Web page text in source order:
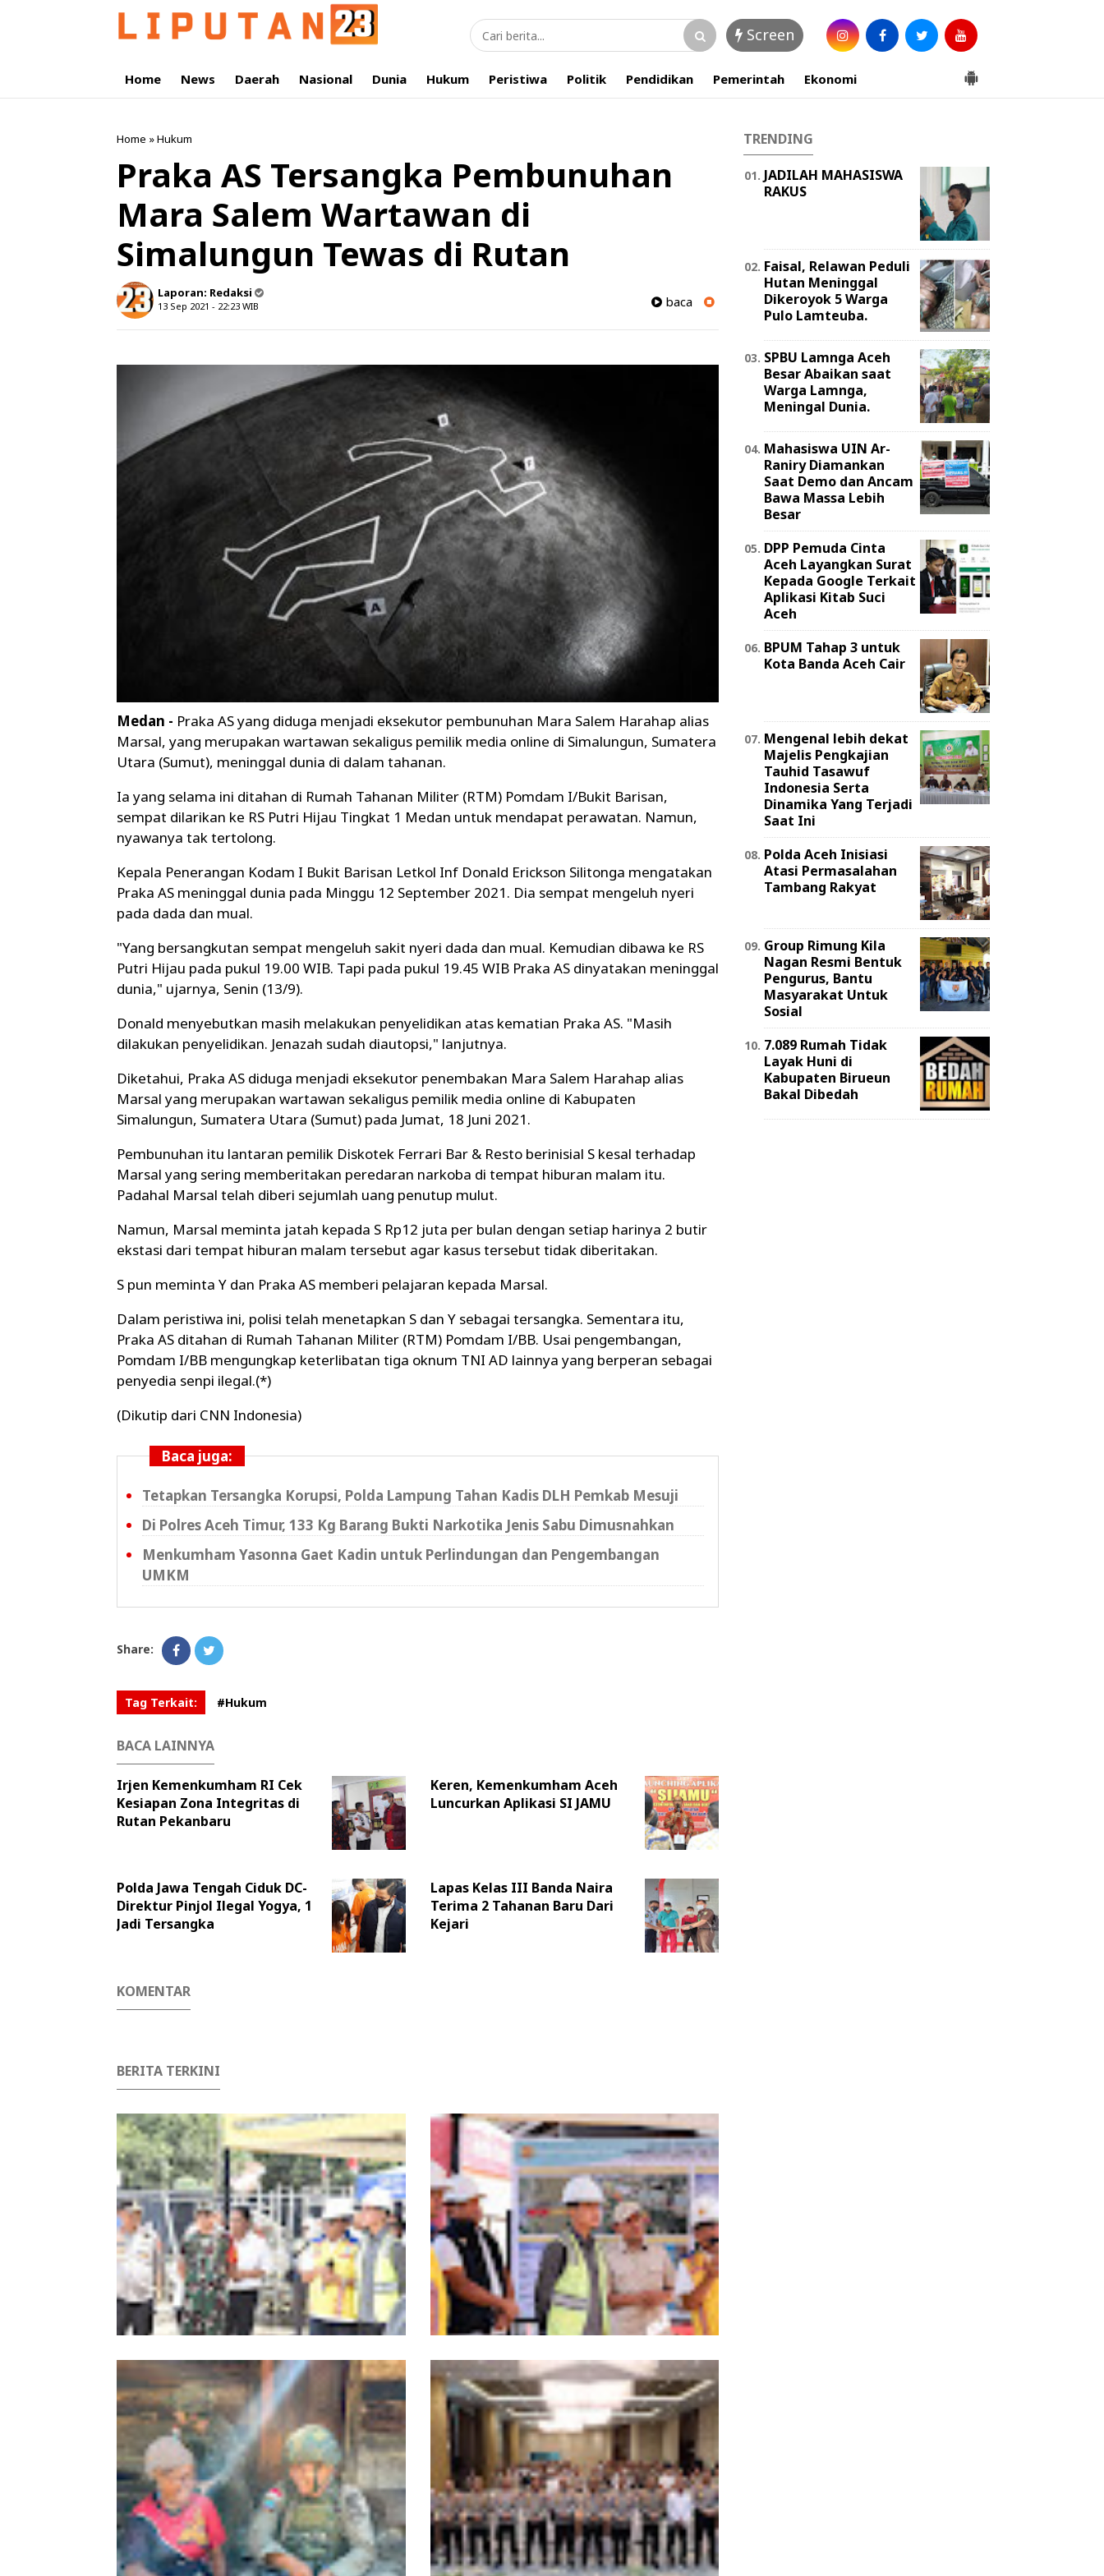
Screen
Home News Daerah Nasional Dunia Hukum Peristiwa Politik Pendidikan Pemerintah Ekonomi
Home »Hukum
Praka AS Tersangka Pembunuhan
Mara Salem Wartawan di
Simalungun Tewas di Rutan
Laporan: Redaksi
13 Sep 2021 - 22:23 WIB baca
Medan - Praka AS yang diduga menjadi eksekutor pembunuhan Mara Salem Harahap alias
Marsal, yang merupakan wartawan sekaligus pemilik media online di Simalungun, Sumatera
Utara (Sumut), meninggal dunia di dalam tahanan.
Ia yang selama ini ditahan di Rumah Tahanan Militer (RTM) Pomdam I/Bukit Barisan,
sempat dilarikan ke RS Putri Hijau Tingkat 1 Medan untuk mendapat perawatan. Namun,
nyawanya tak tertolong.
Kepala Penerangan Kodam I Bukit Barisan Letkol Inf Donald Erickson Silitonga mengatakan
Praka AS meninggal dunia pada Minggu 12 September 2021. Dia sempat mengeluh nyeri
pada dada dan mual.
"Yang bersangkutan sempat mengeluh sakit nyeri dada dan mual. Kemudian dibawa ke RS
Putri Hijau pada pukul 19.00 WIB. Tapi pada pukul 19.45 WIB Praka AS dinyatakan meninggal
dunia," ujarnya, Senin (13/9).
Donald menyebutkan masih melakukan penyelidikan atas kematian Praka AS. "Masih
dilakukan penyelidikan. Jenazah sudah diautopsi," lanjutnya.
Diketahui, Praka AS diduga menjadi eksekutor penembakan Mara Salem Harahap alias
Marsal yang merupakan wartawan sekaligus pemilik media online di Kabupaten
Simalungun, Sumatera Utara (Sumut) pada Jumat, 18 Juni 2021.
Pembunuhan itu lantaran pemilik Diskotek Ferrari Bar & Resto berinisial S kesal terhadap
Marsal yang sering memberitakan peredaran narkoba di tempat hiburan malam itu.
Padahal Marsal telah diberi sejumlah uang penutup mulut.
Namun, Marsal meminta jatah kepada S Rp12 juta per bulan dengan setiap harinya 2 butir
ekstasi dari tempat hiburan malam tersebut agar kasus tersebut tidak diberitakan.
S pun meminta Y dan Praka AS memberi pelajaran kepada Marsal.
Dalam peristiwa ini, polisi telah menetapkan S dan Y sebagai tersangka. Sementara itu,
Praka AS ditahan di Rumah Tahanan Militer (RTM) Pomdam I/BB. Usai pengembangan,
Pomdam I/BB mengungkap keterlibatan tiga oknum TNI AD lainnya yang berperan sebagai
penyedia senpi ilegal.(*)
(Dikutip dari CNN Indonesia)
Baca juga:
Tetapkan Tersangka Korupsi, Polda Lampung Tahan Kadis DLH Pemkab Mesuji
Di Polres Aceh Timur, 133 Kg Barang Bukti Narkotika Jenis Sabu Dimusnahkan
Menkumham Yasonna Gaet Kadin untuk Perlindungan dan Pengembangan
UMKM
Share:
Tag Terkait: #Hukum
BACA LAINNYA
Irjen Kemenkumham RI Cek
Kesiapan Zona Integritas di
Rutan Pekanbaru
Keren, Kemenkumham Aceh
Luncurkan Aplikasi SI JAMU
Polda Jawa Tengah Ciduk DC-
Direktur Pinjol Ilegal Yogya, 1
Jadi Tersangka
Lapas Kelas III Banda Naira
Terima 2 Tahanan Baru Dari
Kejari
KOMENTAR
BERITA TERKINI
Kapolda Aceh Bersama Forkopimda
Sambut Kunjungan Kerja Wakil Presiden
RI di Kabupaten Bireuen
Wagub Aceh dampingi Wapres Gibran
Kunjungi Aceh, Pastikan Pemulihan
Pascabencana Hidrometeorologi
TRENDING
JADILAH MAHASISWA
RAKUS
Faisal, Relawan Peduli
Hutan Meninggal
Dikeroyok 5 Warga
Pulo Lamteuba.
SPBU Lamnga Aceh
Besar Abaikan saat
Warga Lamnga,
Meningal Dunia.
Mahasiswa UIN Ar-
Raniry Diamankan
Saat Demo dan Ancam
Bawa Massa Lebih
Besar
DPP Pemuda Cinta
Aceh Layangkan Surat
Kepada Google Terkait
Aplikasi Kitab Suci
Aceh
BPUM Tahap 3 untuk
Kota Banda Aceh Cair
Mengenal lebih dekat
Majelis Pengkajian
Tauhid Tasawuf
Indonesia Serta
Dinamika Yang Terjadi
Saat Ini
Polda Aceh Inisiasi
Atasi Permasalahan
Tambang Rakyat
Group Rimung Kila
Nagan Resmi Bentuk
Pengurus, Bantu
Masyarakat Untuk
Sosial
7.089 Rumah Tidak
Layak Huni di
Kabupaten Birueun
Bakal Dibedah